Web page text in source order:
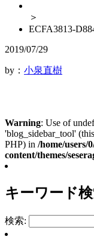
＞
ECFA3813-
2019/07/29
by： 小泉直樹
Warning: Use of
'blog_sidebar_tool'
PHP) in /home/users/
content/themes/
キーワード
検索: